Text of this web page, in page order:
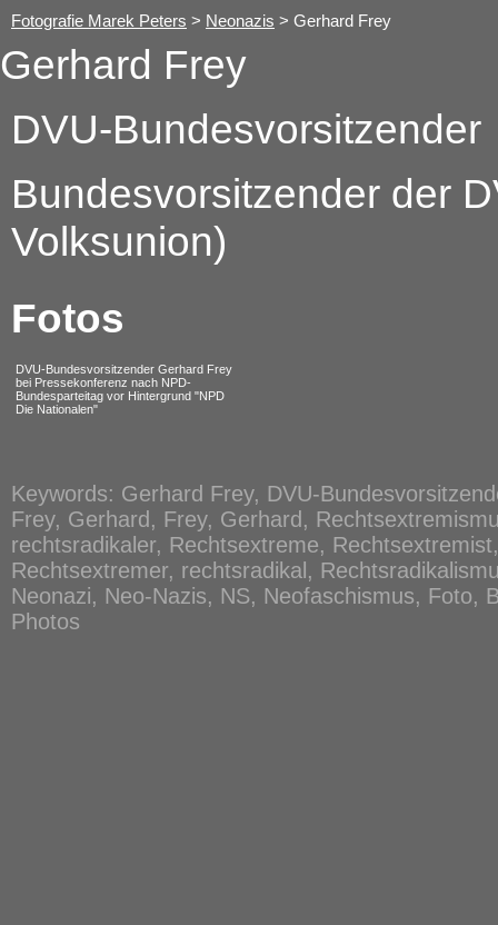
Fotografie Marek Peters > Neonazis > Gerhard Frey
Gerhard Frey
DVU-Bundesvorsitzender
Bundesvorsitzender der
Volksunion)
Fotos
DVU-Bundesvorsitzender Gerhard Frey
bei Pressekonferenz nach NPD-
Bundesparteitag vor Hintergrund "NPD
Die Nationalen"
Keywords: Gerhard Frey, DVU-
Frey, Gerhard, Frey, Gerhard,
rechtsradikaler, Rechtsextreme,
Rechtsextremer, rechtsradikal,
Neonazi, Neo-Nazis, NS, Neofaschismus, Foto,
Photos